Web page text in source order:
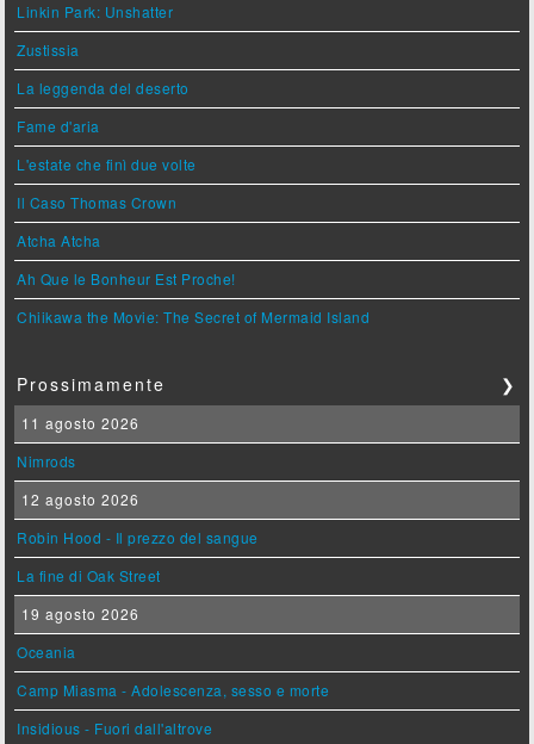
Linkin Park: Unshatter
Zustissia
La leggenda del deserto
Fame d'aria
L'estate che finì due volte
Il Caso Thomas Crown
Atcha Atcha
Ah Que le Bonheur Est Proche!
Chiikawa the Movie: The Secret of Mermaid Island
Prossimamente ❯
11 agosto 2026
Nimrods
12 agosto 2026
Robin Hood - Il prezzo del sangue
La fine di Oak Street
19 agosto 2026
Oceania
Camp Miasma - Adolescenza, sesso e morte
Insidious - Fuori dall'altrove